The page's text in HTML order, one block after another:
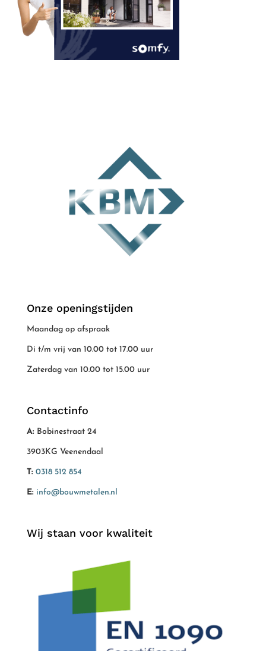
Onze openingstijden
Maandag op afspraak
Di t/m vrij van 10.00 tot 17.00 uur
Zaterdag van 10.00 tot 15.00 uur
Contactinfo
A: Bobinestraat 24
3903KG Veenendaal
T: 0318 512 854
E: info@bouwmetalen.nl
Wij staan voor kwaliteit